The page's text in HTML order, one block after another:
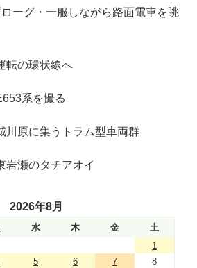
ーグ・一服しながら路面電車を眺
転の環状線へ
系を撮る
川原に集うトラム型車両群
岩瀬のタチアオイ
2026年8月
水 木 金
土
1
5 6 7
8